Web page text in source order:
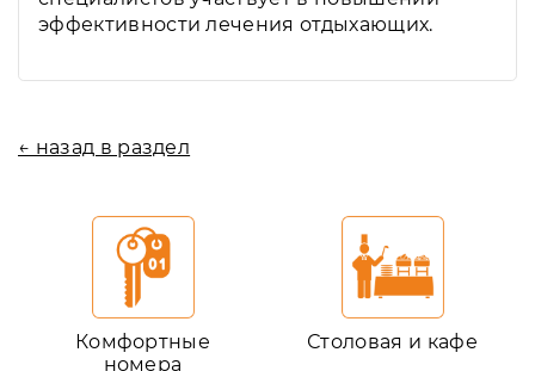
эффективности лечения отдыхающих.
← назад в раздел
Комфортные
номера
Столовая и кафе